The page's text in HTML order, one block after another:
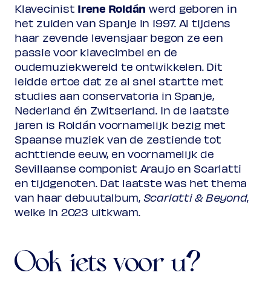
Klavecinist Irene Roldán werd geboren in
het zuiden van Spanje in 1997. Al tijdens
haar zevende levensjaar begon ze een
passie voor klavecimbel en de
oudemuziekwereld te ontwikkelen. Dit
leidde ertoe dat ze al snel startte met
studies aan conservatoria in Spanje,
Nederland én Zwitserland. In de laatste
jaren is Roldán voornamelijk bezig met
Spaanse muziek van de zestiende tot
achttiende eeuw, en voornamelijk de
Sevillaanse componist Araujo en Scarlatti
en tijdgenoten. Dat laatste was het thema
van haar debuutalbum, Scarlatti & Beyond,
welke in 2023 uitkwam.
Ook iets voor u?